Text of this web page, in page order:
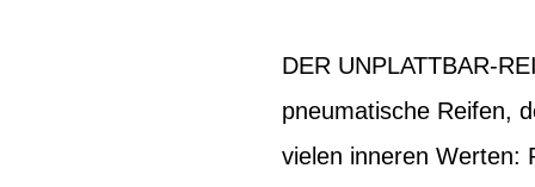
DER UNPLATTBAR-
pneumatische Reifen,
vielen inneren Werten: